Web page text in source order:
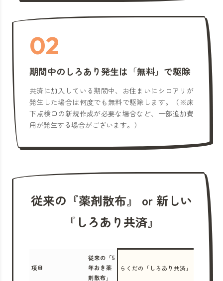
02
期間中のしろあり発生は「無料」で駆除
共済に加入している期間中、お住まいにシロアリが
発生した場合は何度でも無料で駆除します。（※床
下点検口の新規作成が必要な場合など、一部追加費
用が発生する場合がございます。）
従来の『薬剤散布』 or 新しい
『しろあり共済』
項目
従来の「5
年おき薬
剤散布」
らくだの「しろあり共済」